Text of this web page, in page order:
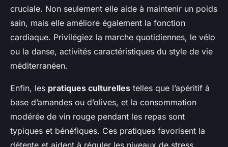
cruciale. Non seulement elle aide à maintenir un poids
sain, mais elle améliore également la fonction
cardiaque. Privilégiez la marche quotidiennes, le vélo
ou la danse, activités caractéristiques du style de vie
méditerranéen.
Enfin, les pratiques culturelles telles que l’apéritif à
base d’amandes ou d’olives, et la consommation
modérée de vin rouge pendant les repas sont
typiques et bénéfiques. Ces pratiques favorisent la
détente et aident à réguler les niveaux de stress.